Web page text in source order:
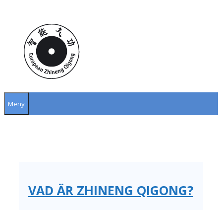
innehåll
Meny
VAD ÄR ZHINENG QIGONG?